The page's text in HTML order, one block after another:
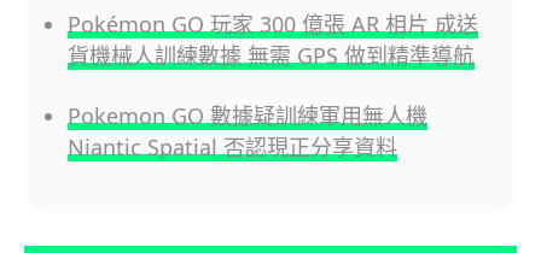
Pokémon GO 玩家 300 億張 AR 相片 成送
貨機械人訓練數據 無需 GPS 做到精準導航
Pokemon GO 數據疑訓練軍用無人機
Niantic Spatial 否認現正分享資料